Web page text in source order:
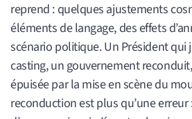
reprend : quelques ajustements
éléments de langage, des effets
scénario politique. Un Président qui
casting, un gouvernement
épuisée par la mise en scène du
reconduction est plus qu’une erreur :